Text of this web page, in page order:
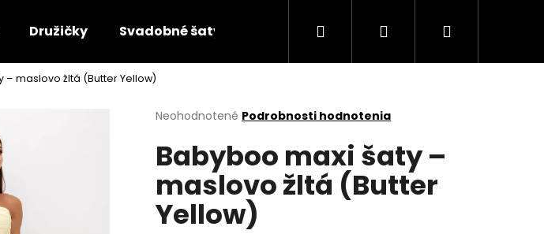
Družičky Svadobné šaty Hľadať PrihlásenieNákupný
– maslovo žltá (Butter Yellow)
Priemerné
produktu
je
5
hviezdičiek.
Neohodnotené Podrobnosti hodnotenia
Babyboo maxi šaty –
maslovo žltá (Butter
Yellow)